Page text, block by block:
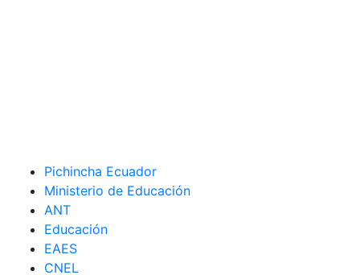
Pichincha Ecuador
Ministerio de Educación
ANT
Educación
EAES
CNEL